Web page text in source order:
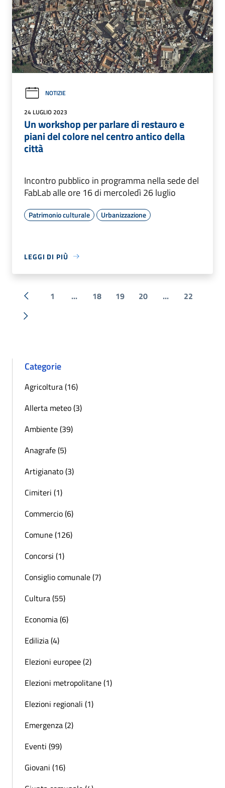
NOTIZIE
24 LUGLIO 2023
Un workshop per parlare di restauro e
piani del colore nel centro antico della
città
Incontro pubblico in programma nella sede del
FabLab alle ore 16 di mercoledì 26 luglio
Patrimonio culturale Urbanizzazione
LEGGI DI PIÙ
« Precedente
1 ... 18 19 20 ... 22
Successiva »
Categorie
Agricoltura (16)
Allerta meteo (3)
Ambiente (39)
Anagrafe (5)
Artigianato (3)
Cimiteri (1)
Commercio (6)
Comune (126)
Concorsi (1)
Consiglio comunale (7)
Cultura (55)
Economia (6)
Edilizia (4)
Elezioni europee (2)
Elezioni metropolitane (1)
Elezioni regionali (1)
Emergenza (2)
Eventi (99)
Giovani (16)